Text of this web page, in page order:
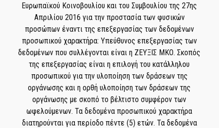
Ευρωπαϊκού Κοινοβουλίου και του Συμβουλίου της 27ης
Απριλίου 2016 για την προστασία των φυσικών
προσώπων έναντι της επεξεργασίας των δεδομένων
προσωπικού χαρακτήρα: Υπεύθυνος επεξεργασίας των
δεδομένων που συλλέγονται είναι η ΖΕΥΞΙΣ ΜΚΟ. Σκοπός
της επεξεργασίας είναι η επιλογή του κατάλληλου
προσωπικού για την υλοποίηση των δράσεων της
οργάνωσης και η ορθή υλοποίηση των δράσεων της
οργάνωσης με σκοπό το βέλτιστο συμφέρον των
ωφελούμενων. Τα δεδομένα προσωπικού χαρακτήρα
διατηρούνται για περίοδο πέντε (5) ετών. Τα δεδομένα